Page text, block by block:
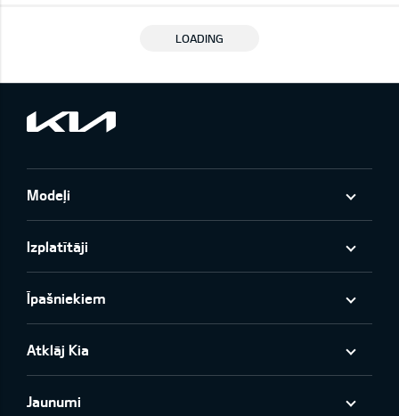
LOADING
Modeļi
Izplatītāji
Īpašniekiem
Atklāj Kia
Jaunumi